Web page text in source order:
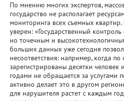
По мнению многих экспертов,
государство не располагает
мониторинга всех съемных
уверен: «Государственный
но точечным и
больших данных уже сегодня
несоответствия: например, когда
зарегистрированы десятки человек
годами не обращается за услугами
активно делает это в другом
для нарушителя растет с каждым